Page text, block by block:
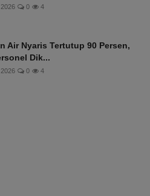
0 4
Air Nyaris Tertutup 90 Persen,
Dik...
0 4